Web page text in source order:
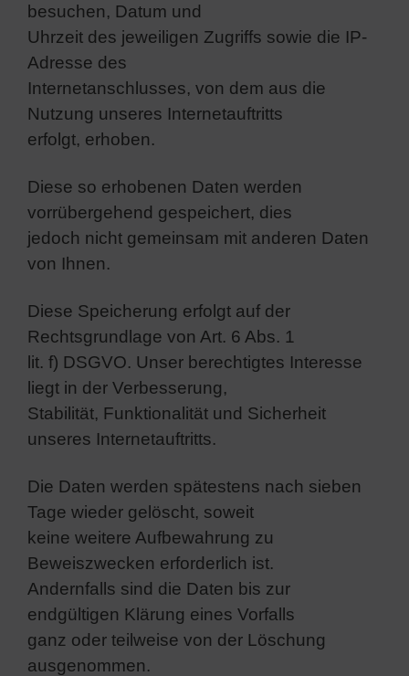
besuchen, Datum und
Uhrzeit des jeweiligen Zugriffs sowie die IP-
Adresse des
Internetanschlusses, von dem aus die
Nutzung unseres Internetauftritts
erfolgt, erhoben.
Diese so erhobenen Daten werden
vorrübergehend gespeichert, dies
jedoch nicht gemeinsam mit anderen Daten
von Ihnen.
Diese Speicherung erfolgt auf der
Rechtsgrundlage von Art. 6 Abs. 1
lit. f) DSGVO. Unser berechtigtes Interesse
liegt in der Verbesserung,
Stabilität, Funktionalität und Sicherheit
unseres Internetauftritts.
Die Daten werden spätestens nach sieben
Tage wieder gelöscht, soweit
keine weitere Aufbewahrung zu
Beweiszwecken erforderlich ist.
Andernfalls sind die Daten bis zur
endgültigen Klärung eines Vorfalls
ganz oder teilweise von der Löschung
ausgenommen.